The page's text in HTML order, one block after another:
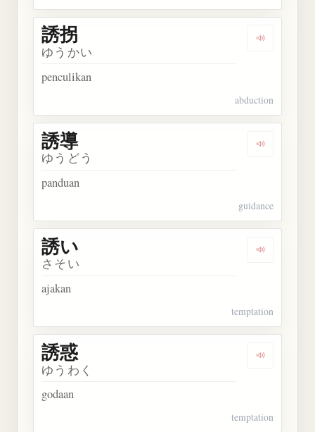
Dengarkan
誘拐
ゆうかい
penculikan
abduction
Dengarkan
誘導
ゆうどう
panduan
guidance
Dengarkan
誘い
さそい
ajakan
temptation
Dengarkan
誘惑
ゆうわく
godaan
temptation